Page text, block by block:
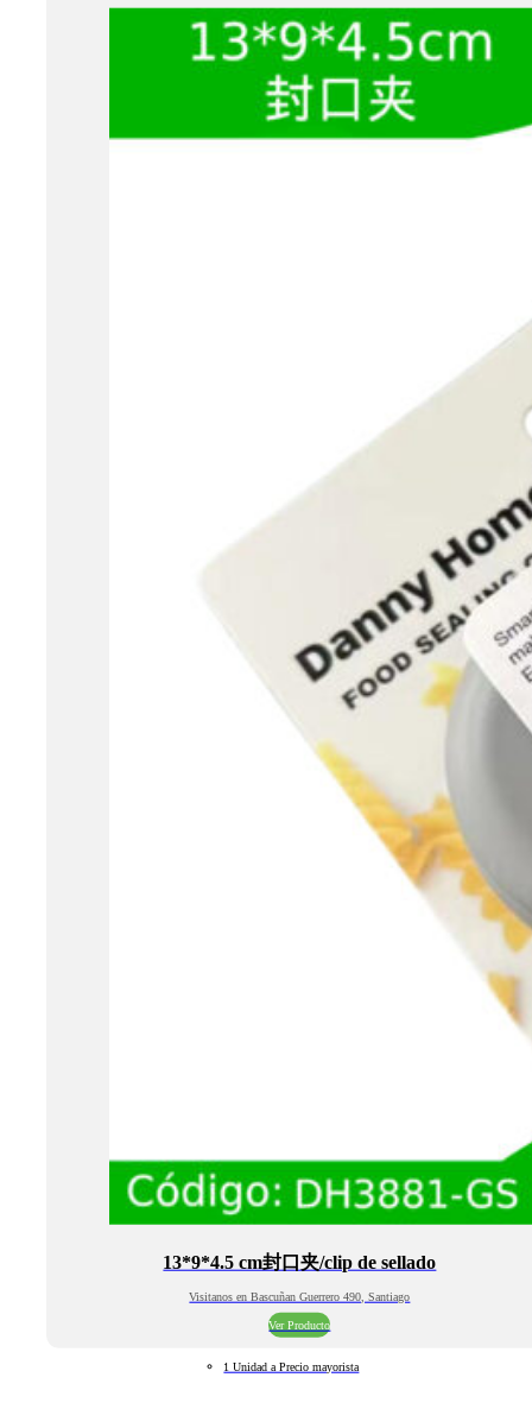
13*9*4.5 cm封口夹/clip de sellado
Visitanos en Bascuñan Guerrero 490, Santiago
Ver Producto
1 Unidad a Precio mayorista